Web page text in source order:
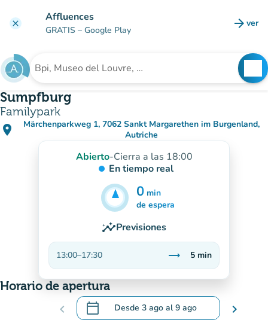
clear Affluences
GRATIS – Google Play arrow_forward ver
Buscar un establecimiento
Sumpfburg
Familypark
place
Märchenparkweg 1, 7062 Sankt Margarethen im Burgenland,
Autriche
(abrir en Google Maps)
(nueva pestaña)
Abierto-Cierra a las 18:00
En tiempo real
0 min
5min
de espera
insightsPrevisiones
13:00–17:30 trending_flat
Estable
5 min
Horario de apertura
chevron_left calendar_today Desde 3 ago al9 ago
.Abra el calendario para cambiar las
chevron_right